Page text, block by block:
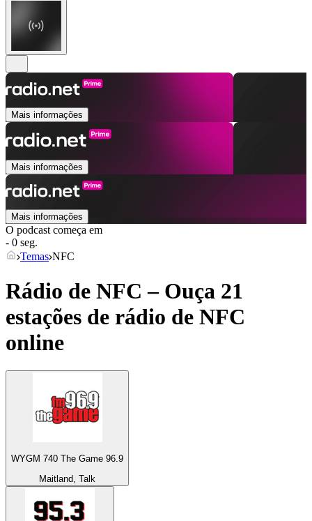
Mais informações
Mais informações
Mais informações
O podcast começa em
- 0 seg.
Temas NFC
Rádio de NFC – Ouça 21
estações de rádio de NFC
online
WYGM 740 The Game 96.9
Maitland, Talk